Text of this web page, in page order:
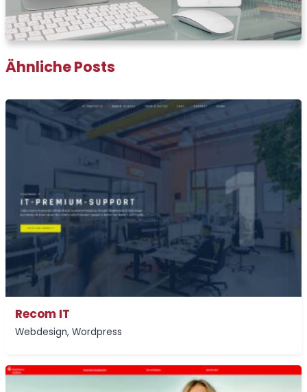
Ähnliche Posts
Recom IT
Webdesign, Wordpress